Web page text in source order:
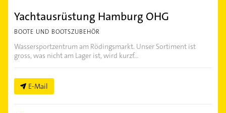
Yachtausrüstung Hamburg OHG
BOOTE UND BOOTSZUBEHÖR
Wassersportzentrum am Rödingsmarkt. Unser Sortiment ist
gross, was nicht am Lager ist, wird kurzf...
E-Mail